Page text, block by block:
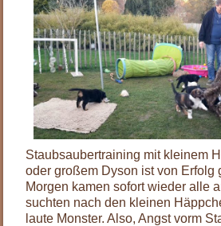
Staubsaubertraining mit kleinem
oder großem Dyson ist von Erfolg
Morgen kamen sofort wieder alle
suchten nach den kleinen
laute Monster. Also, Angst vorm